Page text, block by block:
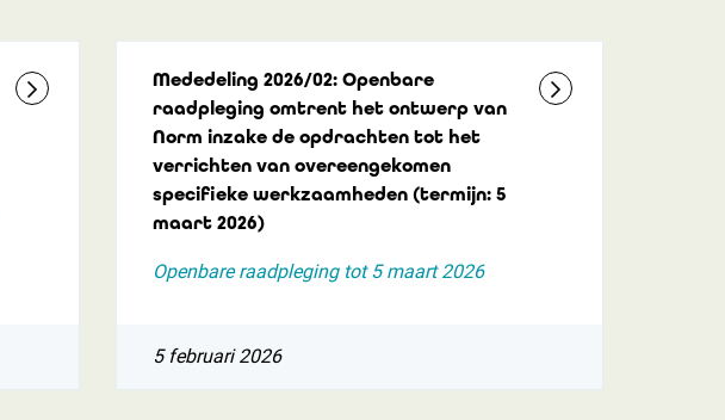
Mededeling 2026/02: Openbare
raadpleging omtrent het ontwerp van
Norm inzake de opdrachten tot het
verrichten van overeengekomen
specifieke werkzaamheden (termijn: 5
maart 2026)
Openbare raadpleging tot 5 maart 2026
5 februari 2026